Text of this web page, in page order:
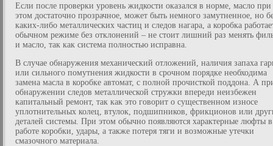
Если после проверки уровень жидкости оказался в норме, масло при
этом достаточно прозрачное, может быть немного замутненное, но
каких-либо металлических частиц и следов нагара, а коробка
обычном режиме без отклонений – не стоит лишний раз менять
и масло, так как система полностью исправна.
В случае обнаружения механический отложений, наличия запаха
или сильного помутнения жидкости в срочном порядке необходима
замена масла в коробке автомат, с полной прочисткой поддона. А
обнаружении следов металлической стружки впереди неизбежен
капитальный ремонт, так как это говорит о существенном износе
уплотнительных колец, втулок, подшипников, фрикционов или
деталей системы. При этом обычно появляются характерные люфты в
работе коробки, удары, а также потеря тяги и возможные утечки
смазочного материала.